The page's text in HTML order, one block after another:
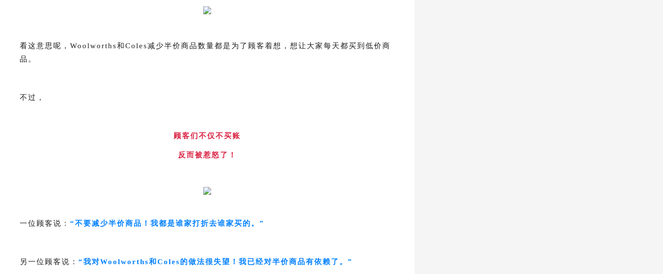
看这意思呢，Woolworths和Coles减少半价商品数量都是为了顾客着想，想让大家每天都买到低价商
品。
不过，
顾客们不仅不买账
反而被惹怒了！
一位顾客说： “不要减少半价商品！我都是谁家打折去谁家买的。”
另一位顾客说： “我对Woolworths和Coles的做法很失望！我已经对半价商品有依赖了。”